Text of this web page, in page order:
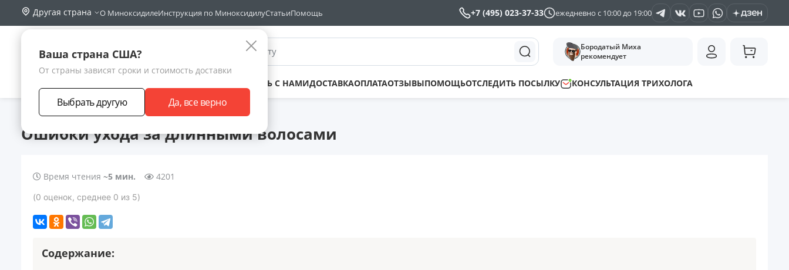
Другая страна
Ваша страна США?
От страны зависят сроки и стоимость доставки
Выбрать другую Да, все верно
О МиноксидилеИнструкция по МиноксидилуСтатьиПомощь +7 (495) 023-37-33 ежедневно с 10:00 до 19:00
Поиск по сайту
Бородатый Миха
рекомендует
ЗАРАБОТАТЬ С НАМИДОСТАВКАОПЛАТАОТЗЫВЫПОМОЩЬОТСЛЕДИТЬ ПОСЫЛКУ КОНСУЛЬТАЦИЯ ТРИХОЛОГА
Главная Ошибки ухода за длинными волосами
Ошибки ухода за длинными волосами
Время чтения ~5 мин. 4201
(0 оценок, среднее 0 из 5)
Содержание: